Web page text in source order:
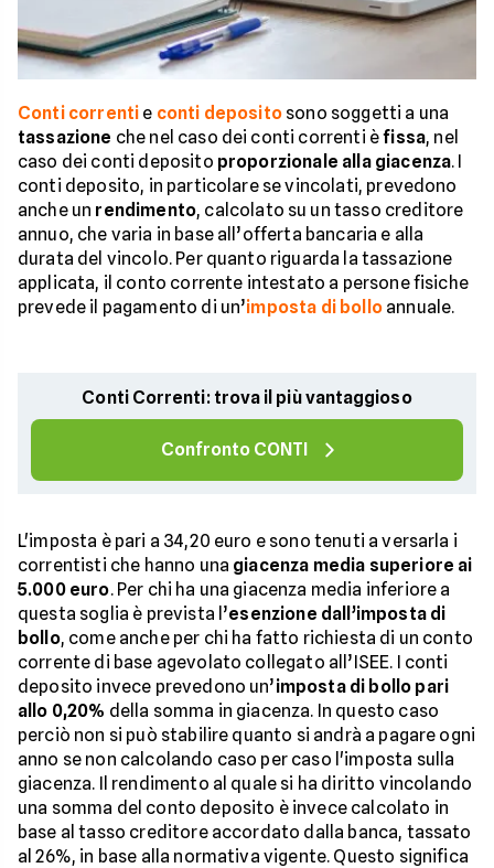
Conti correnti e conti depositosono soggetti a una
tassazione che nel caso dei conti correnti èfissa, nel
caso dei conti deposito proporzionale alla giacenza. I
conti deposito, in particolare se vincolati, prevedono
anche un rendimento, calcolato su un tasso creditore
annuo, che varia in base all’offerta bancaria e alla
durata del vincolo. Per quanto riguarda la tassazione
applicata, il conto corrente intestato a persone fisiche
prevede il pagamento di un’imposta di bolloannuale.
Conti Correnti: trova il più vantaggioso
Confronto CONTI
L'imposta è pari a 34,20 euro e sono tenuti a versarla i
correntisti che hanno una giacenza media superiore ai
5.000 euro. Per chi ha una giacenza media inferiore a
questa soglia è prevista l’esenzione dall’imposta di
bollo, come anche per chi ha fatto richiesta di un conto
corrente di base agevolato collegato all’ISEE. I conti
deposito invece prevedono un’imposta di bollo pari
allo 0,20% della somma in giacenza. In questo caso
perciò non si può stabilire quanto si andrà a pagare ogni
anno se non calcolando caso per caso l'imposta sulla
giacenza. Il rendimento al quale si ha diritto vincolando
una somma del conto deposito è invece calcolato in
base al tasso creditore accordato dalla banca, tassato
al 26%, in base alla normativa vigente. Questo significa